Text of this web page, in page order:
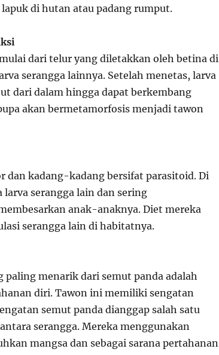
di hutan atau padang rumput.
dari telur yang diletakkan oleh betina di
serangga lainnya. Setelah menetas, larva
dari dalam hingga dapat berkembang
akan bermetamorfosis menjadi tawon
dan kadang-kadang bersifat parasitoid. Di
serangga lain dan sering
anak-anaknya. Diet mereka
serangga lain di habitatnya.
paling menarik dari semut panda adalah
diri. Tawon ini memiliki sengatan
semut panda dianggap salah satu
serangga. Mereka menggunakan
mangsa dan sebagai sarana pertahanan